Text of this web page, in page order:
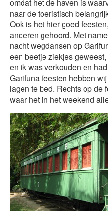
omdat het de haven is
naar de toeristisch
Ook is het hier goed
anderen gehoord. Met
nacht wegdansen op
een beetje ziekjes
en ik was verkouden en
Garifuna feesten hebben
lagen te bed. Rechts op de
waar het in het weekend